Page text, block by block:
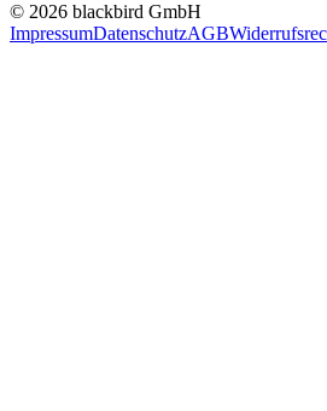
© 2026 blackbird GmbH
ImpressumDatenschutzAGB